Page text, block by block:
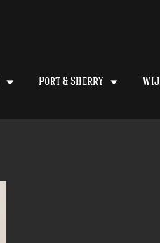
Port & Sherry